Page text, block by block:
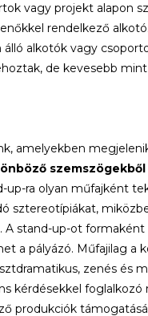
vagy projekt alapon
rendelkező alkotó.
alkotók vagy
de kevesebb
amelyekben
up-ra olyan műfajként
sztereotípiákat,
A stand-up-ot
a pályázó. Műfajilag a
zenés és
kérdésekkel
produkciók